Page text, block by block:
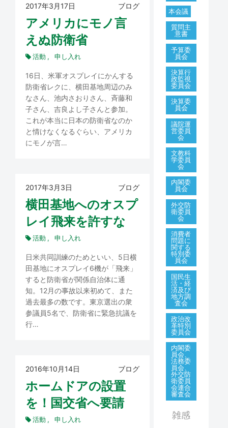
2017年3月17日 ブログ
アメリカにモノ言
えぬ防衛省
活動 申し入れ
16日、米軍オスプレイにかんする
防衛省レクに、横田基地周辺のみ
なさん、池内さおりさん、斉藤和
子さん、吉良よし子さんと参加。
これが本当に日本の防衛省なのか
と情けなくなるぐらい、アメリカ
にモノが言…
2017年3月3日 ブログ
横田基地へのオスプ
レイ飛来を許すな
活動 申し入れ
日米共同訓練のためといい、5日横
田基地にオスプレイ6機が「飛来」
すると防衛省が関係自治体に通
知。12月の事故以来初めて、また
過去最多の数です。東京選出の衆
参議員5名で、防衛省に緊急抗議を
行…
2016年10月14日 ブログ
ホームドアの設置
を！国交省へ要請
活動 申し入れ
本会議
質問主
意書
予算委
員会
決算行
政監視
委員会
決算委
員会
議院運
営委員
会
文教科
学委員
会
内閣委
員会
外交防
衛委員
会
消費者
問題に
関する
特別委
員会
国民生
活・経
済及び
地方調
査会
政治改
革特別
委員会
内閣委
員会、
法務委
員会、
外交防
衛委員
会連合
審査会
雑感